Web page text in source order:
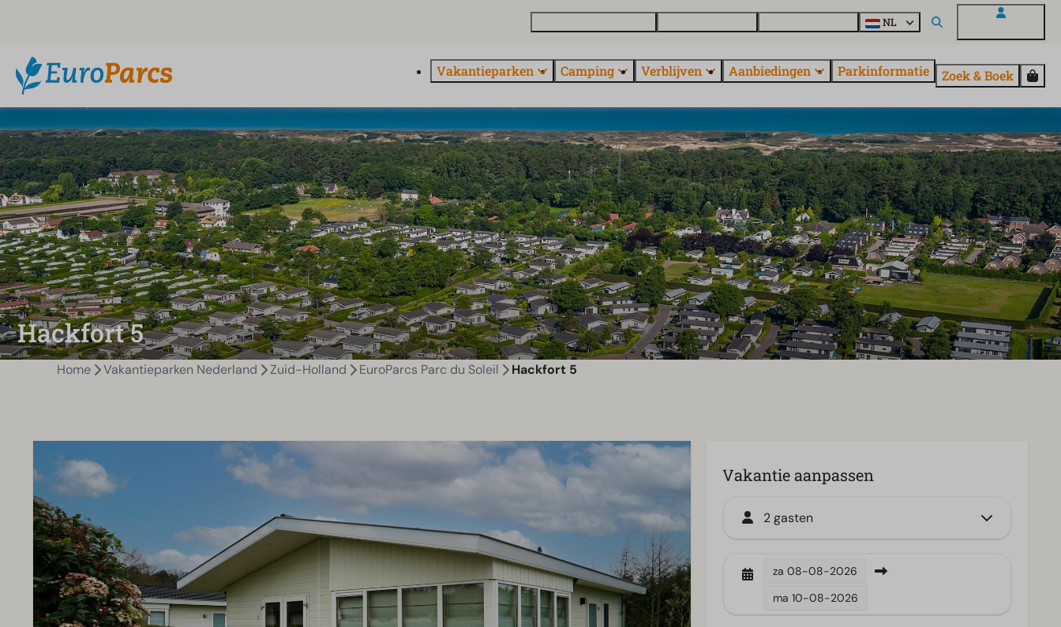
NL
Vakantieparken Camping Verblijven Aanbiedingen Parkinformatie Zoek & Boek
Hackfort 5
Home Vakantieparken Nederland Zuid-Holland EuroParcs Parc du Soleil Hackfort 5
Vakantie aanpassen
2 gasten
za 08-08-2026
ma 10-08-2026